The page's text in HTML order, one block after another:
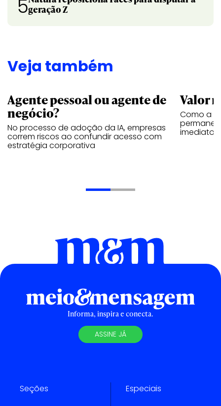
5geração Z
Veja também
Agente pessoal ou agente de
negócio?
No processo de adoção da IA, empresas
correm riscos ao confundir acesso com
estratégia corporativa
Valor
Como a
imediatos
Informa, inspira e conecta.
ASSINE JÁ
Seções Especiais